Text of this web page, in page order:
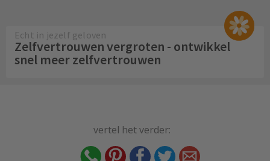
Echt in jezelf geloven
Zelfvertrouwen vergroten - ontwikkel
snel meer zelfvertrouwen
vertel het verder: